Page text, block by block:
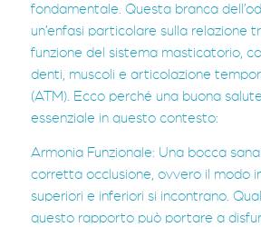
fondamentale. Questa branca
un’enfasi particolare sulla relazione
funzione del sistema masticatorio,
denti, muscoli e articolazione
(ATM). Ecco perché una buona
essenziale in questo contesto:
Armonia Funzionale: Una bocca
corretta occlusione, ovvero il modo
superiori e inferiori si incontrano.
questo rapporto può portare a